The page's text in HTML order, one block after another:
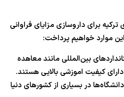
برای داروسازی مزایای فراوانی
موارد خواهیم پرداخت:
بین‌المللی مانند معاهده
کیفیت اموزشی بالایی هستند.
در بسیاری از کشورهای دنیا